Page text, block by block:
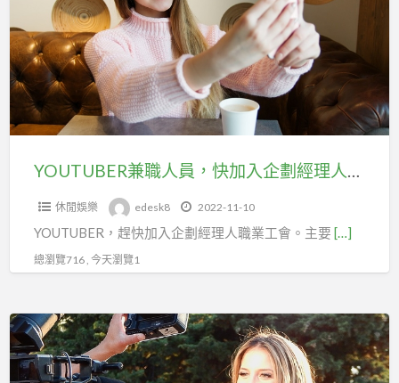
人
職
業
工
會
員，
快
加
入
企
會
投
YOUTUBER兼職人員，快加入企劃經理人職業工會投保
休閒娛樂 edesk8 2022-11-10
YOUTUBER，趕快加入企劃經理人職業工會。主要 […]
總瀏覽716 , 今天瀏覽1
各
式
類